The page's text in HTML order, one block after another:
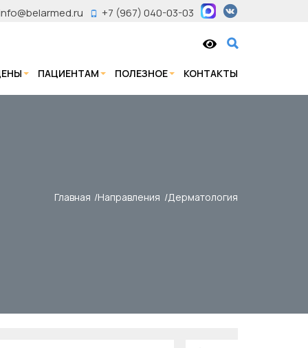
+7 (967) 040-03-03
ПАЦИЕНТАМ ПОЛЕЗНОЕ КОНТАКТЫ
Главная Направления Дерматология